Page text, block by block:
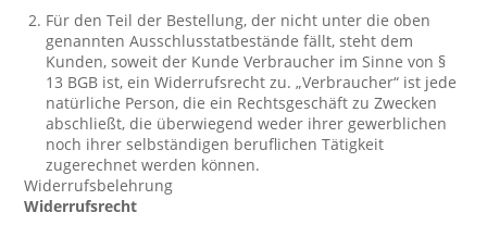
Für den Teil der Bestellung, der nicht unter die oben
genannten Ausschlusstatbestände fällt, steht dem
Kunden, soweit der Kunde Verbraucher im Sinne von §
13 BGB ist, ein Widerrufsrecht zu. „Verbraucher“ ist jede
natürliche Person, die ein Rechtsgeschäft zu Zwecken
abschließt, die überwiegend weder ihrer gewerblichen
noch ihrer selbständigen beruflichen Tätigkeit
zugerechnet werden können.
Widerrufsbelehrung
Widerrufsrecht